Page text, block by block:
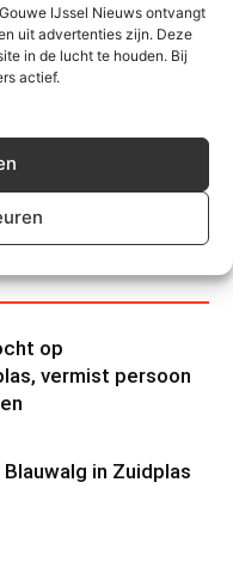
IJssel Nieuws ontvangt
uit advertenties zijn. Deze
in de lucht te houden. Bij
actief.
schaatsen zevenhuizen
op
vermist persoon
in Zuidplas